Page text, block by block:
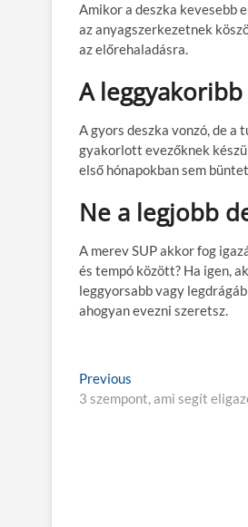
Amikor a deszka kevesebb
az anyagszerkezetnek
az előrehaladásra.
A
A gyors deszka vonzó, de a
gyakorlott evezőknek
első hónapokban sem
Ne a legjobb
A merev SUP akkor fog
és tempó között? Ha igen,
leggyorsabb vagy
ahogyan evezni szeretsz.
B
e
Previous
r
3 szempont, ami segít